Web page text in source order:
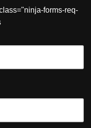
forms-req-